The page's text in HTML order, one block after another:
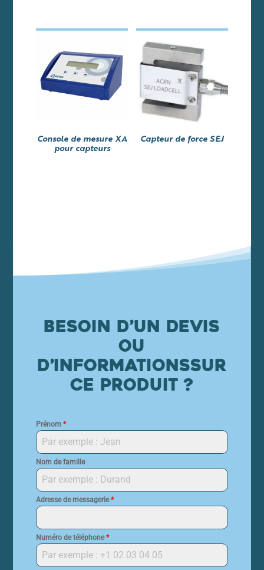
Console de mesure XA
pour capteurs
Capteur de force SEJ
Besoin d’un devis
ou
d’informationssur
ce produit ?
Prénom *
Nom de famille
Adresse de messagerie*
Numéro de téléphone*